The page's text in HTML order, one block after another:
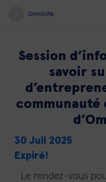
Session
savoir
communauté
30 Juil 2025
Expiré!
Le rendez-vous